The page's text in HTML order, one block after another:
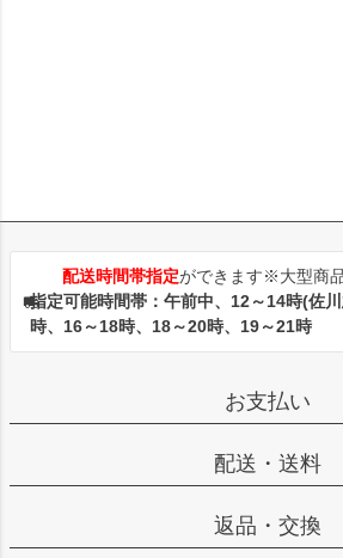
配送時間帯指定ができます※大型商
指定可能時間帯：午前中、12～14時(佐
時、16～18時、18～20時、19～21時
お支払い
配送・送料
返品・交換